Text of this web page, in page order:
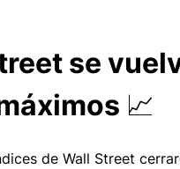
se
📈
de Wall Street